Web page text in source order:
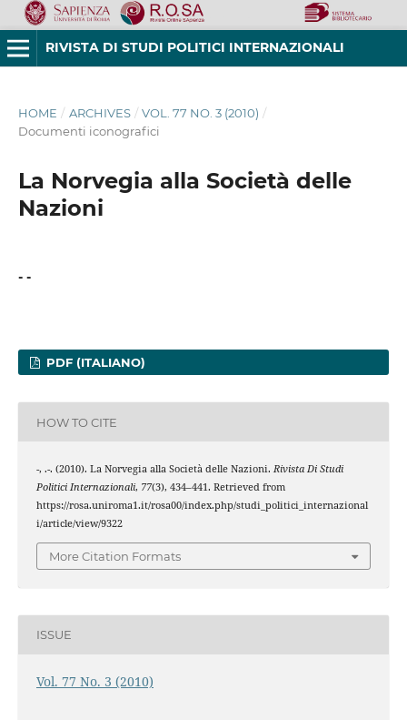
RIVISTA DI STUDI POLITICI INTERNAZIONALI
HOME / ARCHIVES / VOL. 77 NO. 3 (2010) /
Documenti iconografici
La Norvegia alla Società delle
Nazioni
- -
PDF (ITALIANO)
HOW TO CITE
-, .-. (2010). La Norvegia alla Società delle Nazioni. Rivista Di Studi
Politici Internazionali, 77(3), 434–441. Retrieved from
https://rosa.uniroma1.it/rosa00/index.php/studi_politici_internazional
i/article/view/9322
More Citation Formats
ISSUE
Vol. 77 No. 3 (2010)